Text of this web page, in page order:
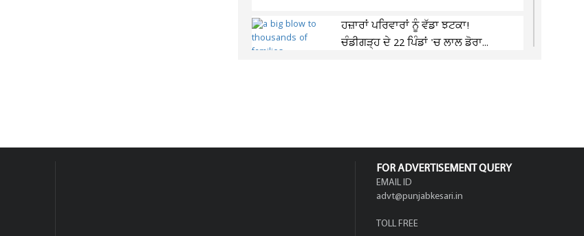
ਹਜ਼ਾਰਾਂ ਪਰਿਵਾਰਾਂ ਨੂੰ ਵੱਡਾ ਝਟਕਾ!
ਚੰਡੀਗੜ੍ਹ ਦੇ 22 ਪਿੰਡਾਂ 'ਚ ਲਾਲ ਡੋਰਾ...
FOR ADVERTISEMENT QUERY
EMAIL ID
advt@punjabkesari.in
TOLL FREE